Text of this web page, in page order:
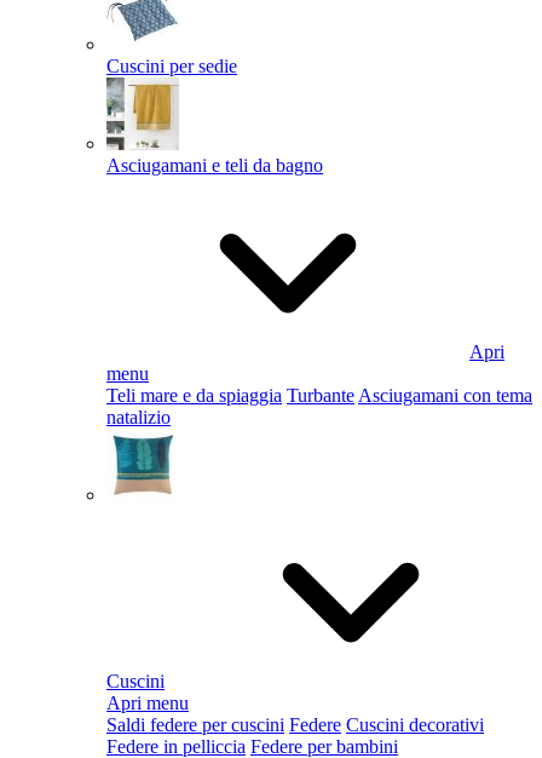
Cuscini per sedie
Asciugamani e teli da bagno
Apri
menu
Teli mare e da spiaggia Turbante Asciugamani con tema
natalizio
Cuscini
Apri menu
Saldi federe per cuscini Federe Cuscini decorativi
Federe in pelliccia Federe per bambini